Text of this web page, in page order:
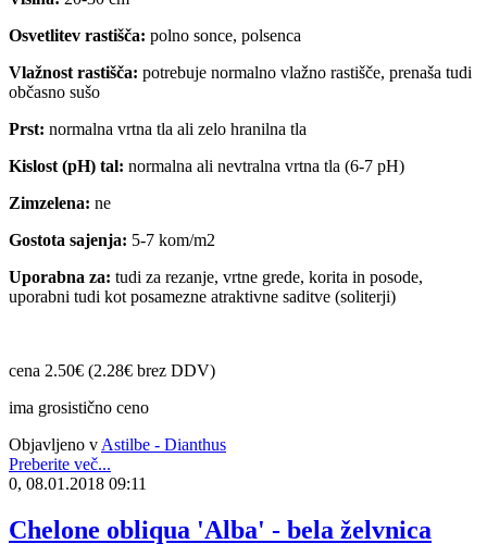
Osvetlitev rastišča: polno sonce, polsenca
Vlažnost rastišča: potrebuje normalno vlažno rastišče, prenaša tudi
občasno sušo
Prst: normalna vrtna tla ali zelo hranilna tla
Kislost (pH) tal: normalna ali nevtralna vrtna tla (6-7 pH)
Zimzelena: ne
Gostota sajenja: 5-7 kom/m2
Uporabna za: tudi za rezanje, vrtne grede, korita in posode,
uporabni tudi kot posamezne atraktivne saditve (soliterji)
cena 2.50€ (2.28€ brez DDV)
ima grosistično ceno
Objavljeno v Astilbe - Dianthus
Preberite več...
0, 08.01.2018 09:11
Chelone obliqua 'Alba' - bela želvnica